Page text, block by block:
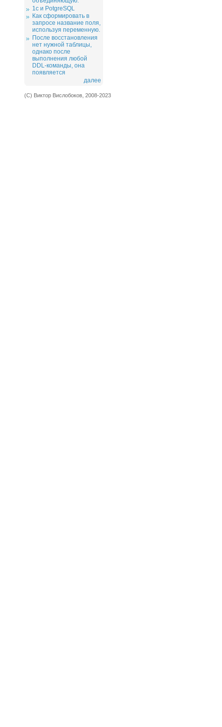
1c и PotgreSQL
Как сформировать в
запросе название поля,
используя переменную.
После восстановления
нет нужной таблицы,
однако после
выполнения любой
DDL-команды, она
появляется
далее
(С) Виктор Вислобоков, 2008-2023